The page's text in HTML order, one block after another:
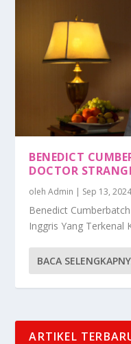
BENEDICT
DOCTOR
olehAdmin | Sep 13,
Benedict
Inggris Yang Terkenal
BACA
ARTIKEL